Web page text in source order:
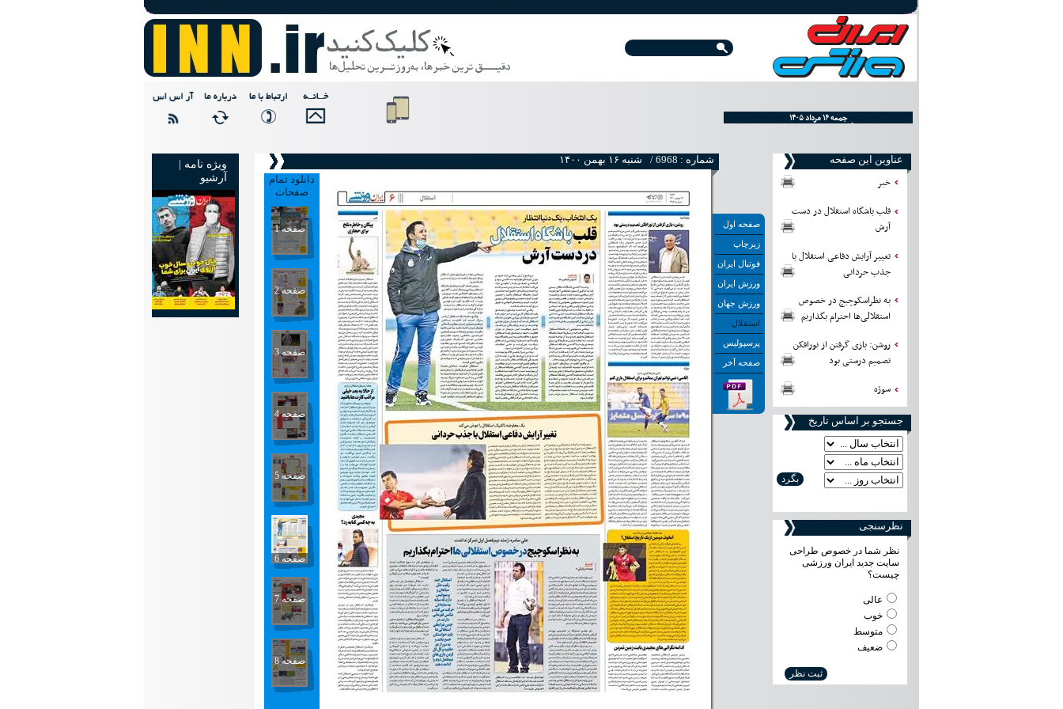
۱۴۰۵ جمعه ۱۶ مرداد
اِجُّمعَة ٢٢ صفر ١٤٤٨
عناوین این صفحه
خبر
قلب باشگاه استقلال در دست
آرش
تغییر آرایش دفاعی استقلال با
جذب حردانی
به نظراسکوچیچ در خصوص
استقلالی‌ها احترام بگذاریم
روشن: بازی گرفتن از نورافکن
تصمیم درستی بود
سوژه
جستجو بر اساس تاریخ
نظرسنجی
نظر شما در خصوص طراحی
سایت جدید ایران ورزشی
چیست؟
عالی
خوب
متوسط
ضعیف
صفحه اول
زیرچاپ
فوتبال ایران
ورزش ایران
ورزش جهان
استقلال
پرسپولیس
صفحه آخر
شماره : 6968 /
۱۴۰۰ شنبه ۱۶ بهمن
دانلود تمام
صفحات
صفحه 1
صفحه 2
صفحه 3
صفحه 4
صفحه 5
صفحه 6
صفحه 7
صفحه 8
ویژه نامه |
آرشیو